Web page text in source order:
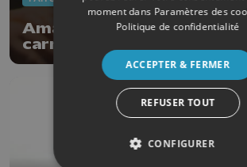
Amay organise la 50e
carnaval local
moment dans Paramètres des
Politique de confidentialité
ACCEPTER & FERMER
REFUSER TOUT
CONFIGURER